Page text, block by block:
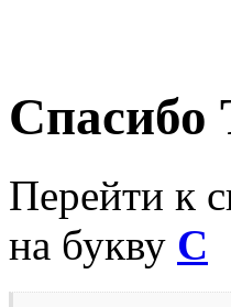
Спасибо
Перейти к
на букву С